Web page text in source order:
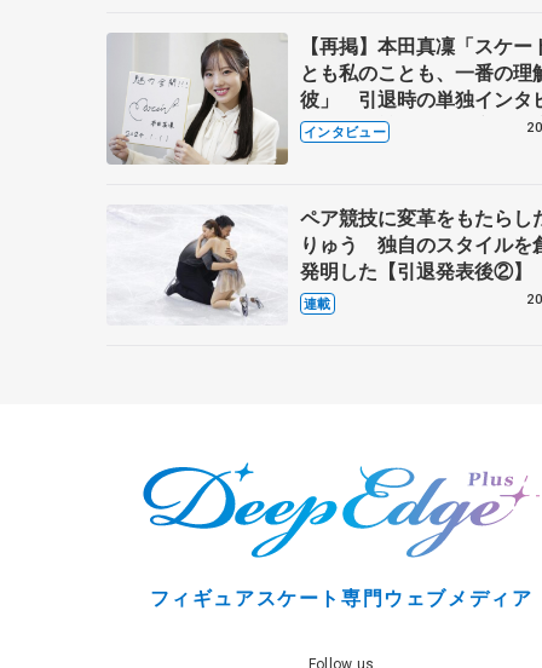
【再掲】本田真凜「スケー
とも私のことも、一番の理
彼」 引退時の単独インタ
で語った競技人生や家族、
これからの夢…
インタビュー
ペア競技に変革をもたらし
りゅう 独自のスタイルを
発明した【引退発表後②】
連載
フィギュアスケート専門ウェブメディア
Follow us